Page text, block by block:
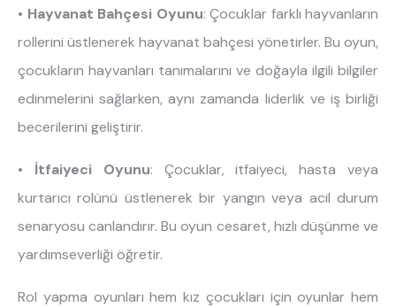
• Hayvanat Bahçesi Oyunu: Çocuklar farklı hayvanların
rollerini üstlenerek hayvanat bahçesi yönetirler. Bu oyun,
çocukların hayvanları tanımalarını ve doğayla ilgili bilgiler
edinmelerini sağlarken, aynı zamanda liderlik ve iş birliği
becerilerini geliştirir.
• İtfaiyeci Oyunu: Çocuklar, itfaiyeci, hasta veya
kurtarıcı rolünü üstlenerek bir yangın veya acil durum
senaryosu canlandırır. Bu oyun cesaret, hızlı düşünme ve
yardımseverliği öğretir.
Rol yapma oyunları hem kız çocukları için oyunlar hem